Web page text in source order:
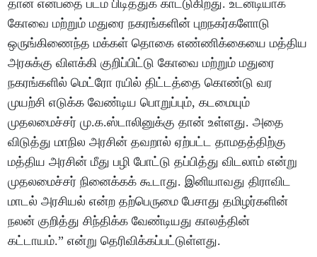
தான் என்பதை படம் பிடித்துக் காட்டுகிறது. உடனடியாக
கோவை மற்றும் மதுரை நகரங்களின் புறநகர்களோடு
ஒருங்கிணைந்த மக்கள் தொகை எண்ணிக்கையை மத்திய
அரசுக்கு விளக்கி குறிப்பிட்டு கோவை மற்றும் மதுரை
நகரங்களில் மெட்ரோ ரயில் திட்டத்தை கொண்டு வர
முயற்சி எடுக்க வேண்டிய பொறுப்பும், கடமையும்
முதலமைச்சர் மு.க.ஸ்டாலினுக்கு தான் உள்ளது. அதை
விடுத்து மாநில அரசின் தவறால் ஏற்பட்ட தாமதத்திற்கு
மத்திய அரசின் மீது பழி போட்டு தப்பித்து விடலாம் என்று
முதலமைச்சர் நினைக்கக் கூடாது. இனியாவது திராவிட
மாடல் அரசியல் என்ற தற்பெருமை பேசாது தமிழர்களின்
நலன் குறித்து சிந்திக்க வேண்டியது காலத்தின்
கட்டாயம்.” என்று தெரிவிக்கப்பட்டுள்ளது.